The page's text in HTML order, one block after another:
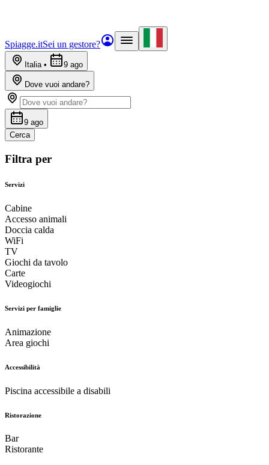
Spiagge.itSei un gestore?
Italia• 9 ago
Dove vuoi andare?
9 ago
Cerca
Filtra per
Servizi
Cabine
Accesso animali
Doccia calda
WiFi
TV
Giochi da tavolo
Carte
Videogiochi
Servizi per famiglie
Animazione
Area giochi
Accessibilità
Piscina accessibile a disabili
Ristorazione
Bar
Ristorante